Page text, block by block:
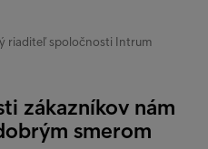
riaditeľ spoločnosti Intrum
zákazníkov nám
smerom